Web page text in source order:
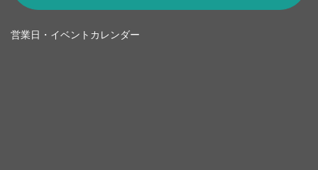
営業日・イベントカレンダー